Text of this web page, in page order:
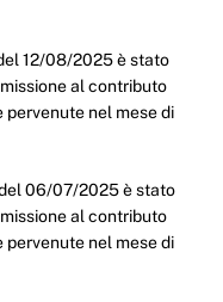
12/08/2025 è stato
al contributo
pervenute nel mese di
06/07/2025 è stato
al contributo
pervenute nel mese di